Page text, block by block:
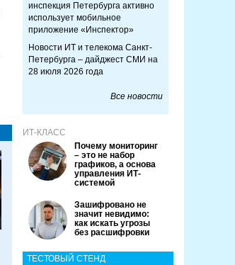
инспекция Петербурга активно
использует мобильное
приложение «Инспектор»
Новости ИТ и телекома Санкт-
Петербурга – дайджест СМИ на
28 июля 2026 года
Все новости
ИТ-КЛАСС
Почему мониторинг
– это не набор
графиков, а основа
управления ИТ-
системой
Зашифровано не
значит невидимо:
как искать угрозы
без расшифровки
ТЕСТОВЫЙ СТЕНД